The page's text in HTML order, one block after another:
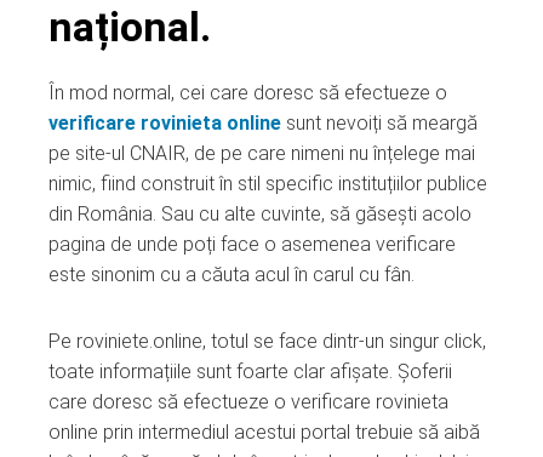
național.
În mod normal, cei care doresc să efectueze o
verificare rovinieta online sunt nevoiți să meargă
pe site-ul CNAIR, de pe care nimeni nu înțelege mai
nimic, fiind construit în stil specific instituțiilor publice
din România. Sau cu alte cuvinte, să găsești acolo
pagina de unde poți face o asemenea verificare
este sinonim cu a căuta acul în carul cu fân.
Pe roviniete.online, totul se face dintr-un singur click,
toate informațiile sunt foarte clar afișate. Șoferii
care doresc să efectueze o verificare rovinieta
online prin intermediul acestui portal trebuie să aibă